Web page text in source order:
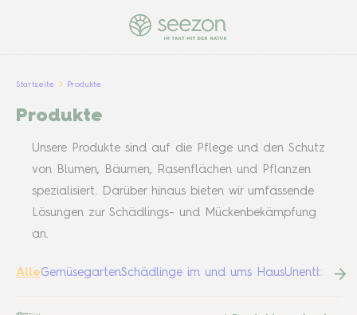
Startseite Produkte
Produkte
Unsere Produkte sind auf die Pflege und den Schutz
von Blumen, Bäumen, Rasenflächen und Pflanzen
spezialisiert. Darüber hinaus bieten wir umfassende
Lösungen zur Schädlings- und Mückenbekämpfung
an.
AlleGemüsegartenSchädlinge im und ums Haus